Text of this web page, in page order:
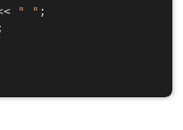
" " ;
;